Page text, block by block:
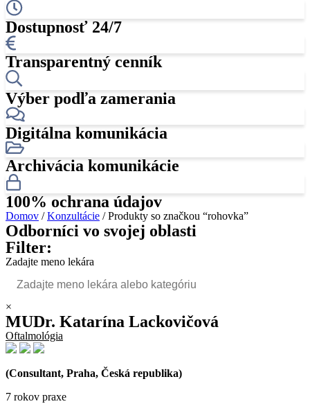
Dostupnosť 24/7
Transparentný cenník
Výber podľa zamerania
Digitálna komunikácia
Archivácia komunikácie
100% ochrana údajov
Domov /Konzultácie / Produkty so značkou “rohovka”
Odborníci vo svojej oblasti
Filter:
Zadajte meno lekára
×
MUDr. Katarína Lackovičová
Oftalmológia
(Consultant, Praha, Česká republika)
7 rokov praxe